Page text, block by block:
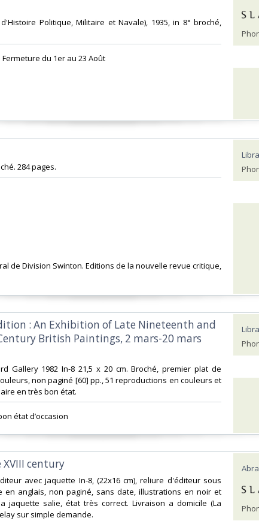
d'Histoire Politique, Militaire et Navale), 1935, in 8° broché,
Fermeture du 1er au 23 Août‎
284 pages.‎
de Division Swinton. Editions de la nouvelle revue critique,
: An Exhibition of Late Nineteenth and
British Paintings, 2 mars-20 mars
Gallery 1982 In-8 21,5 x 20 cm. Broché, premier plat de
non paginé [60] pp., 51 reproductions en couleurs et
en très bon état.‎
état d’occasion
century‎
avec jaquette In-8, (22x16 cm), reliure d'éditeur sous
en anglais, non paginé, sans date, illustrations en noir et
jaquette salie, état très correct. Livraison a domicile (La
sur simple demande.‎